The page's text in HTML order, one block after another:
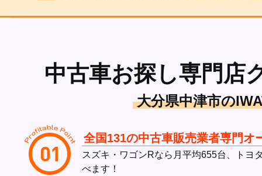
中古車お探し専門店
大分県中津市の
全国131の中古車販売業者専門オ
スズキ・ワゴンRなら月平均655台、トヨ
べます！